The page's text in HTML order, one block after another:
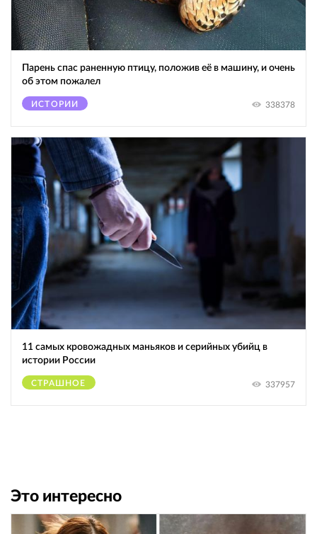
Парень спас раненную птицу, положив её в машину, и очень
об этом пожалел
ИСТОРИИ 338378
11 самых кровожадных маньяков и серийных убийц в
истории России
СТРАШНОЕ 337957
Это интересно